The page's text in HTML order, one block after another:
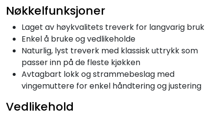
Nøkkelfunksjoner
Laget av høykvalitets treverk for langvarig bruk
Enkel å bruke og vedlikeholde
Naturlig, lyst treverk med klassisk uttrykk som
passer inn på de fleste kjøkken
Avtagbart lokk og strammebeslag med
vingemuttere for enkel håndtering og justering
Vedlikehold